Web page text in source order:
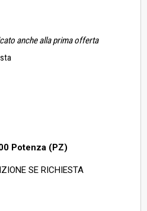
anche alla prima offerta
Potenza (PZ)
SE RICHIESTA